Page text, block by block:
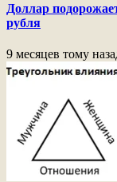
Доллар
рубля
9 месяцев тому